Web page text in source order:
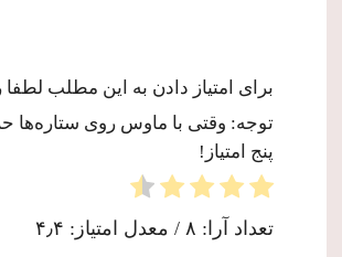
برای امتیاز دادن به این مطلب
توجه: وقتی با ماوس روی ستاره‌ها
پنج امتیاز!
تعداد آرا: ۸ / معدل امتیاز: ۴٫۴